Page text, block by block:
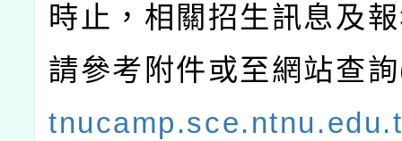
時止，相關招生訊息及
請參考附件或至網站查詢